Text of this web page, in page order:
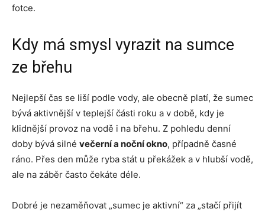
fotce.
Kdy má smysl vyrazit na sumce
ze břehu
Nejlepší čas se liší podle vody, ale obecně platí, že sumec
bývá aktivnější v teplejší části roku a v době, kdy je
klidnější provoz na vodě i na břehu. Z pohledu denní
doby bývá silné večerní a noční okno, případně časné
ráno. Přes den může ryba stát u překážek a v hlubší vodě,
ale na záběr často čekáte déle.
Dobré je nezaměňovat „sumec je aktivní“ za „stačí přijít